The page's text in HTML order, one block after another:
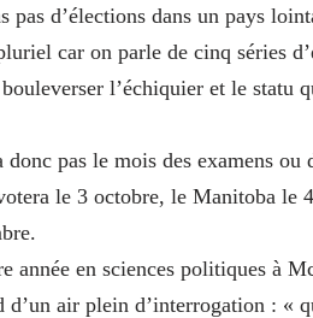
pas d’élections dans un pays
car on parle de cinq séries
l’échiquier et le
donc pas le mois des examens
le 3 octobre, le Manitoba
année en sciences politiques à
d’un air plein d’interrogation : «